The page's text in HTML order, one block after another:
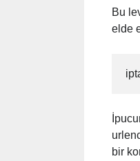
Bu
elde
bir